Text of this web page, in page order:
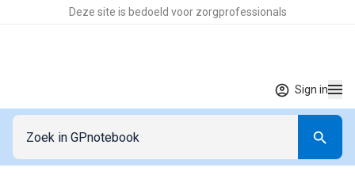
Deze site is bedoeld voor zorgprofessionals
Sign in